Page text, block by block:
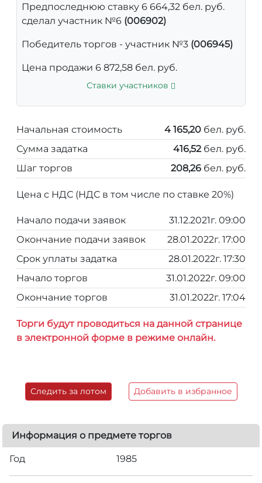
Предпоследнюю ставку 6 664,32 бел. руб.
сделал участник №6 (006902)
Победитель торгов - участник №3 (006945)
Цена продажи 6 872,58 бел. руб.
Ставки участников
Начальная стоимость 4 165,20 бел. руб.
Сумма задатка
416,52 бел. руб.
Шаг торгов
208,26 бел. руб.
Цена с НДС (НДС в том числе по ставке 20%)
Начало подачи заявок
31.12.2021г. 09:00
Окончание подачи заявок
28.01.2022г. 17:00
Срок уплаты задатка
28.01.2022г. 17:30
Начало торгов
31.01.2022г. 09:00
Окончание торгов
31.01.2022г. 17:04
Торги будут проводиться на данной странице
в электронной форме в режиме онлайн.
Следить за лотом Добавить в избранное
Информация о предмете торгов
Год 1985